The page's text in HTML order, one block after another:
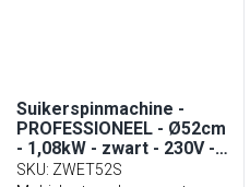
Suikerspinmachine -
PROFESSIONEEL - Ø52cm
- 1,08kW - zwart - 230V -
met onderstel
SKU: ZWET52S